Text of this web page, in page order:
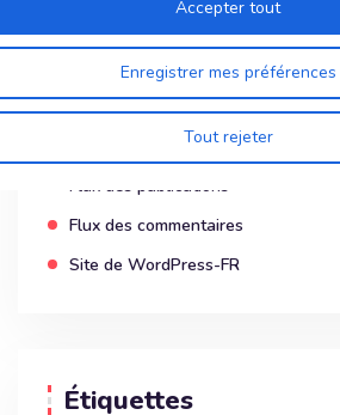
Tout rejeter
Enregistrer mes préférences
Accepter tout
Méta
Flux des publications
Flux des commentaires
Site de WordPress-FR
Étiquettes